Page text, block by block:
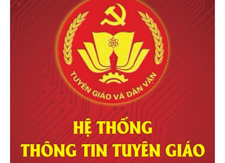
https://handicosunshinemetropolis.com/
Serena riverside
Bcons Central Park Biên Hòa
Emerald River Park thông tin dự án
The Emerald River Park
Imperia Royal Island
CapitaLandMaison PriveeCiputra